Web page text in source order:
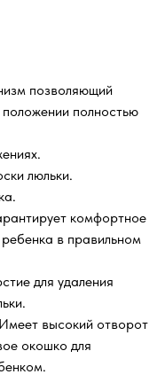
позволяющий
полностью
люльки.
комфортное
в правильном
для удаления
высокий отворот
окошко для